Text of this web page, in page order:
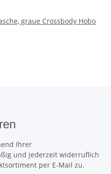
graue Crossbody Hobo
Ihrer
und jederzeit widerruflich
per E-Mail zu.